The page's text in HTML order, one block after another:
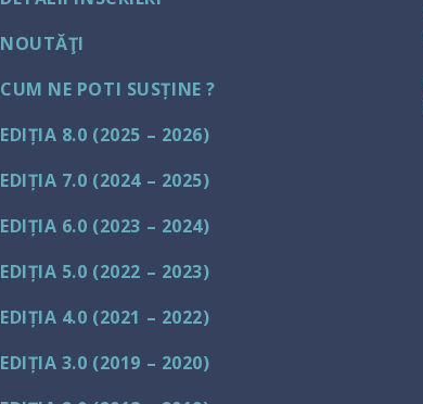
NOUTĂŢI
CUM NE POTI SUSȚINE ?
EDIȚIA 8.0 (2025 – 2026)
EDIȚIA 7.0 (2024 – 2025)
EDIȚIA 6.0 (2023 – 2024)
EDIȚIA 5.0 (2022 – 2023)
EDIȚIA 4.0 (2021 – 2022)
EDIȚIA 3.0 (2019 – 2020)